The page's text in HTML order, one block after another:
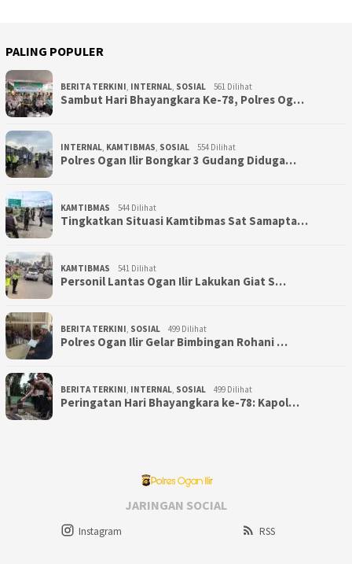
PALING POPULER
BERITA TERKINI, INTERNAL, SOSIAL 561 Dilihat
Sambut Hari Bhayangkara Ke-78, Polres Og…
INTERNAL, KAMTIBMAS, SOSIAL 554 Dilihat
Polres Ogan Ilir Bongkar 3 Gudang Diduga…
KAMTIBMAS 544 Dilihat
Tingkatkan Situasi Kamtibmas Sat Samapta…
KAMTIBMAS 541 Dilihat
Personil Lantas Ogan Ilir Lakukan Giat S…
BERITA TERKINI, SOSIAL 499 Dilihat
Polres Ogan Ilir Gelar Bimbingan Rohani …
BERITA TERKINI, INTERNAL, SOSIAL 499 Dilihat
Peringatan Hari Bhayangkara ke-78: Kapol…
JARINGAN SOCIAL
Instagram RSS